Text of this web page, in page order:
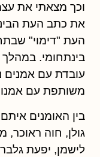
וכך מצאתי את
את כתב העת
העת "דימוי"
בינתחומי.
עובדת עם אמנים
משותפת עם
בין האומנים
גולן, חוה ראוכר,
לישמן, יפעת